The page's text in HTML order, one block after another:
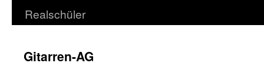
Realschüler
Gitarren-AG